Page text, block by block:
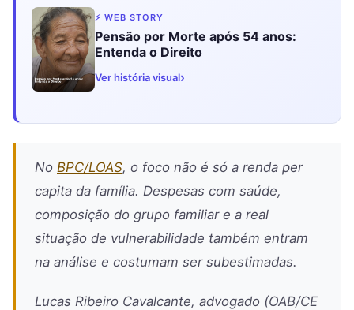
⚡ WEB STORY
Pensão por Morte após 54 anos:
Entenda o Direito
Ver história visual›
No BPC/LOAS, o foco não é só a renda per
capita da família. Despesas com saúde,
composição do grupo familiar e a real
situação de vulnerabilidade também entram
na análise e costumam ser subestimadas.
Lucas Ribeiro Cavalcante, advogado (OAB/CE